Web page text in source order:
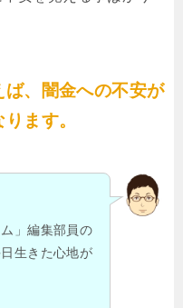
、闇金への不安が
ます。
」編集部員の
生きた心地が